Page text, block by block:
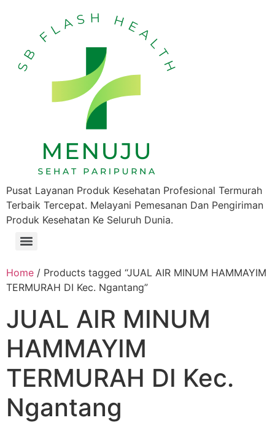
Pusat Layanan Produk Kesehatan Profesional Termurah
Terbaik Tercepat. Melayani Pemesanan Dan Pengiriman
Produk Kesehatan Ke Seluruh Dunia.
Home / Products tagged “JUAL AIR MINUM HAMMAYIM
TERMURAH DI Kec. Ngantang”
JUAL AIR MINUM
HAMMAYIM
TERMURAH DI Kec.
Ngantang